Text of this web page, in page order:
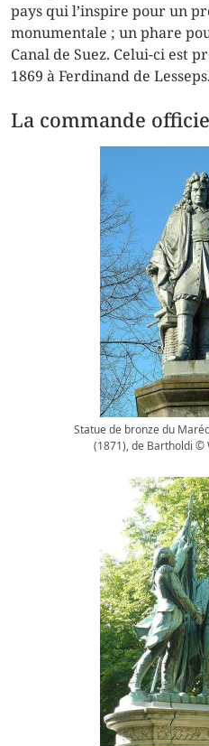
pays qui l’inspire pour un
monumentale ; un phare
Canal de Suez. Celui-ci est
1869 à Ferdinand de Lesseps.
La commande
Statue de bronze du
(1871), de Bartholdi ©